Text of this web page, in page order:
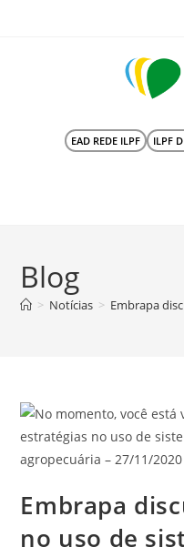
EAD REDE ILPF ILPF
Blog
> Notícias > Embrapa
Embrapa
no uso de